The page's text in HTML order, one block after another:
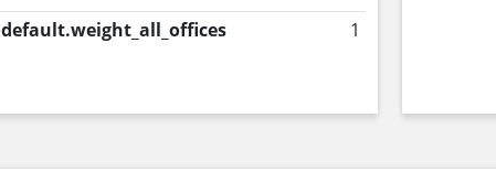
default.weight_all_offices 1